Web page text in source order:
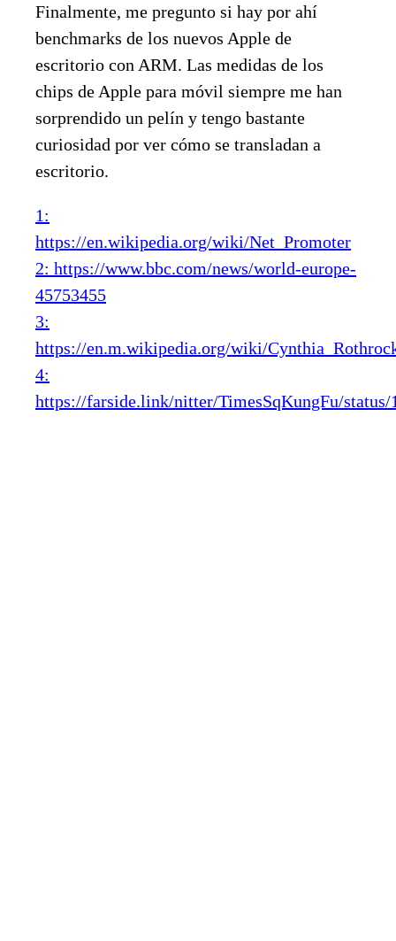
Finalmente, me pregunto si hay por ahí
benchmarks de los nuevos Apple de
escritorio con ARM. Las medidas de los
chips de Apple para móvil siempre me han
sorprendido un pelín y tengo bastante
curiosidad por ver cómo se transladan a
escritorio.
1:
https://en.wikipedia.org/wiki/Net_Promoter
2: https://www.bbc.com/news/world-europe-
45753455
3:
https://en.m.wikipedia.org/wiki/
4:
https://farside.link/nitter/TimesSqKungFu/status/